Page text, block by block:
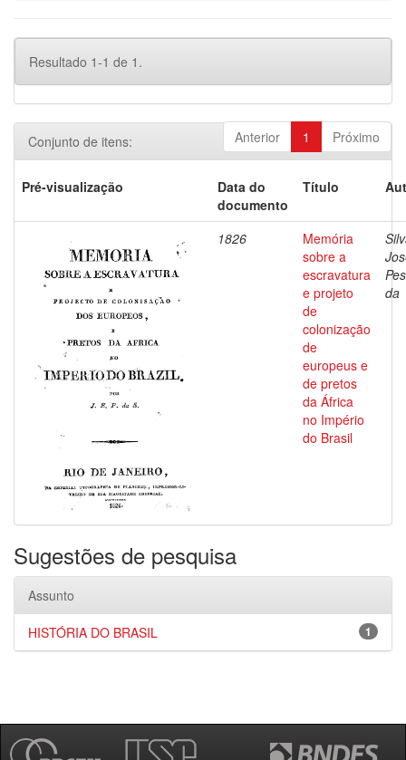
Resultado 1-1 de 1.
Anterior 1 Próximo
Conjunto de itens:
Pré-visualização
Data do
documento
Título
1826
Memória
sobre a
escravatura
e projeto
de
colonização
de
europeus e
de pretos
da África
no Império
do Brasil
da
Sugestões de pesquisa
Assunto
1
HISTÓRIA DO BRASIL